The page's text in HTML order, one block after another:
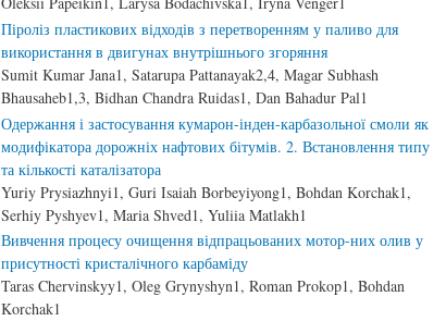
Піроліз пластикових відходів з перетворенням у паливо для
використання в двигунах внутрішнього згоряння
Sumit Kumar Jana1, Satarupa Pattanayak2,4, Magar Subhash
Bhausaheb1,3, Bidhan Chandra Ruidas1, Dan Bahadur Pal1
Одержання і застосування кумарон-інден-карбазольної смоли як
модифікатора дорожніх нафтових бітумів. 2. Встановлення типу
та кількості каталізатора
Yuriy Prysiazhnyi1, Guri Isaiah Borbeyiyong1, Bohdan Korchak1,
Serhiy Pyshyev1, Maria Shved1, Yuliia Matlakh1
Вивчення процесу очищення відпрацьованих мотор-них олив у
присутності кристалічного карбаміду
Taras Chervinskyy1, Oleg Grynyshyn1, Roman Prokop1, Bohdan
Korchak1